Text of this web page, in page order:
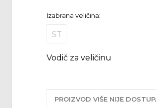
Izabrana veličina:
ST
Vodič za veličinu
PROIZVOD VIŠE NIJE